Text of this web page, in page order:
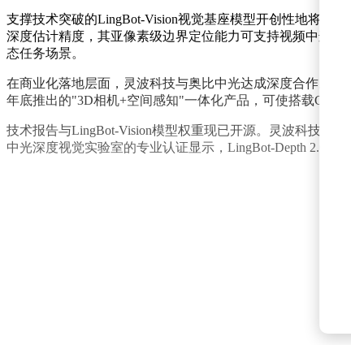
支撑技术突破的LingBot-Vision视觉基座模型开创性地将"
深度估计精度，其亚像素级边界定位能力可支持视频中连
态任务场景。
在商业化落地层面，灵波科技与奥比中光达成深度合作。
年底推出的"3D相机+空间感知"一体化产品，可使搭载
技术报告与LingBot-Vision模型权重现已开源。灵波科技表
中光深度视觉实验室的专业认证显示，LingBot-Depth 2.0在